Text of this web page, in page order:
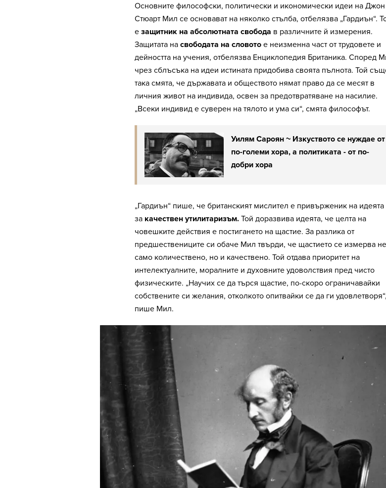
Основните философски, политически и икономически идеи на Джон
Стюарт Мил се основават на няколко стълба, отбелязва „Гардиън“.
е защитник на абсолютната свобода в различните й измерения.
Защитата на свободата на словото е неизменна част от трудовете и
дейността на учения, отбелязва Енциклопедия Британика. Според
чрез сблъсъка на идеи истината придобива своята пълнота. Той
така смята, че държавата и обществото нямат право да се месят в
личния живот на индивида, освен за предотвратяване на насилие.
„Всеки индивид е суверен на тялото и ума си“, смята философът.
Уилям Сароян ~ Изкуството се нуждае от
по-големи хора, а политиката - от по-
добри хора
„Гардиън“ пише, че британският мислител е привърженик на идеята
за качествен утилитаризъм. Той доразвива идеята, че целта на
човешките действия е постигането на щастие. За разлика от
предшествениците си обаче Мил твърди, че щастието се измерва не
само количествено, но и качествено. Той отдава приоритет на
интелектуалните, моралните и духовните удоволствия пред чисто
физическите. „Научих се да търся щастие, по-скоро ограничавайки
собствените си желания, отколкото опитвайки се да ги удовлетворя“,
пише Мил.